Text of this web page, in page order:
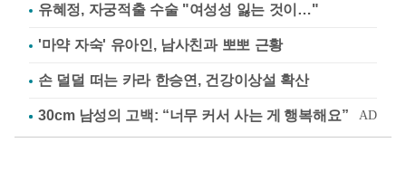
유혜정, 자궁적출 수술 "여성성 잃는 것이…"
'마약 자숙' 유아인, 남사친과 뽀뽀 근황
손 덜덜 떠는 카라 한승연, 건강이상설 확산